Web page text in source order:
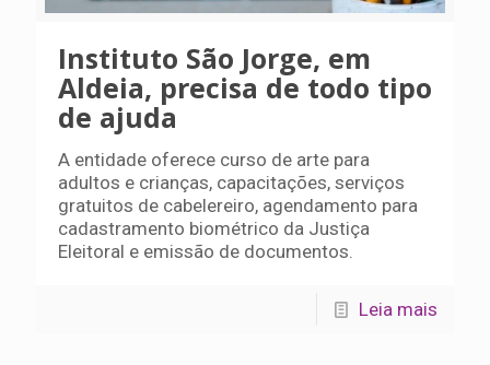
Instituto São Jorge, em
Aldeia, precisa de todo tipo
de ajuda
A entidade oferece curso de arte para
adultos e crianças, capacitações, serviços
gratuitos de cabelereiro, agendamento para
cadastramento biométrico da Justiça
Eleitoral e emissão de documentos.
Leia mais